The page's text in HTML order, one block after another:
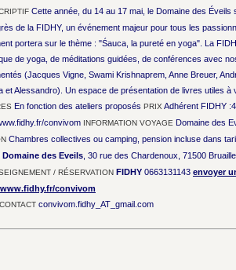
Cette année, du 14 au 17 mai, le Domaine des Éveils
de la FIDHY, un événement majeur pour tous les
portera sur le thème : "Śauca, la pureté en yoga". La
de yoga, de méditations guidées, de conférences avec
(Jacques Vigne, Swami Krishnaprem, Anne Breuer,
et Alessandro). Un espace de présentation de livres utiles à
En fonction des ateliers proposés PRIX Adhérent FIDHY
convivom INFORMATION VOYAGE Domaine des
Chambres collectives ou camping, pension incluse dans
Domaine des Eveils , 30 rue des Chardenoux, 71500
/ RÉSERVATION FIDHY 0663131143 envoyer
convivom
convivom.fidhy_AT_gmail.com